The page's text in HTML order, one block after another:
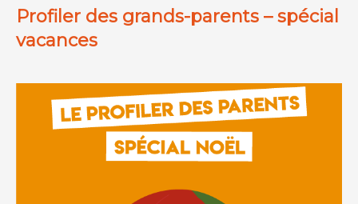
Profiler des grands-parents – spécial
vacances